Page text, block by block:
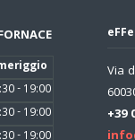
- 19:00
- 19:00
Via
+39